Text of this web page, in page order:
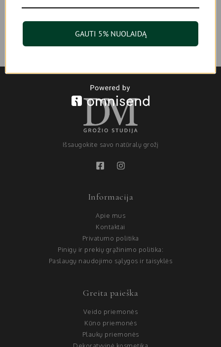
Nuolaidos
Išsaugokite savo natūralų grožį
Informacija
Apie mus
Kontaktai
Privatumo politika
Pinigų ir prekių grąžinimo politika:
Paslaugų naudojimo sąlygos ir taisyklės
Greita paieška
Veido priemonės
Kūno priemonės
Plaukų priemonės
Dekoratyvinė kosmetika
GAUTI 5% NUOLAIDĄ